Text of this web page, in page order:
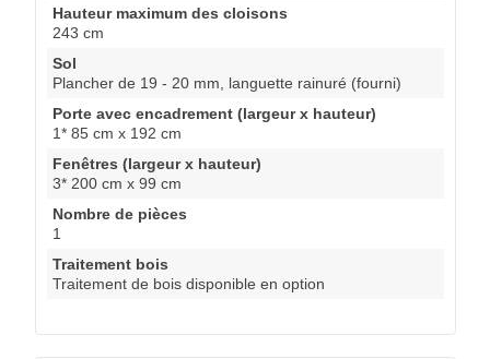
Hauteur maximum des cloisons
243 cm
Sol
Plancher de 19 - 20 mm, languette rainuré (fourni)
Porte avec encadrement (largeur x hauteur)
1* 85 cm x 192 cm
Fenêtres (largeur x hauteur)
3* 200 cm x 99 cm
Nombre de pièces
1
Traitement bois
Traitement de bois disponible en option